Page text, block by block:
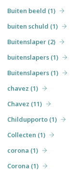
Buiten beeld (1)
buiten schuld (1)
Buitenslaper (2)
buitenslapers (1)
Buitenslapers (1)
chavez (1)
Chavez (11)
Childupporto (1)
Collecten (1)
corona (1)
Corona (1)